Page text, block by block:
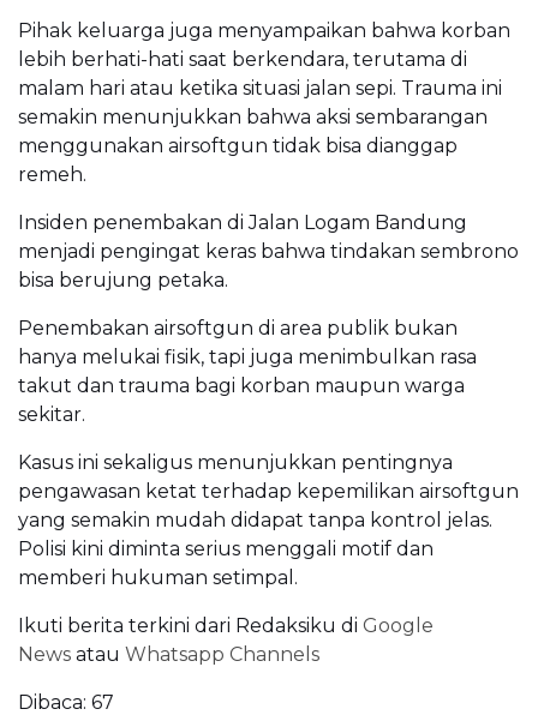
Pihak keluarga juga menyampaikan bahwa korban
lebih berhati-hati saat berkendara, terutama di
malam hari atau ketika situasi jalan sepi. Trauma ini
semakin menunjukkan bahwa aksi sembarangan
menggunakan airsoftgun tidak bisa dianggap
remeh.
Insiden penembakan di Jalan Logam Bandung
menjadi pengingat keras bahwa tindakan sembrono
bisa berujung petaka.
Penembakan airsoftgun di area publik bukan
hanya melukai fisik, tapi juga menimbulkan rasa
takut dan trauma bagi korban maupun warga
sekitar.
Kasus ini sekaligus menunjukkan pentingnya
pengawasan ketat terhadap kepemilikan airsoftgun
yang semakin mudah didapat tanpa kontrol jelas.
Polisi kini diminta serius menggali motif dan
memberi hukuman setimpal.
Ikuti berita terkini dari Redaksiku di Google
News atau Whatsapp Channels
Dibaca: 67